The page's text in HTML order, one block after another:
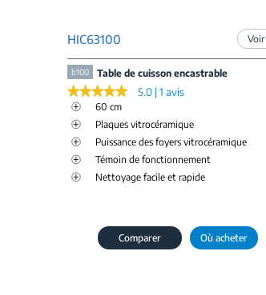
HIC63100 Voir
b100
Table de cuisson encastrable
★★★★★
★★★★★ 5.0 | 1 avis
60 cm
Plaques vitrocéramique
Puissance des foyers vitrocéramique
Témoin de fonctionnement
Nettoyage facile et rapide
Comparer Où acheter